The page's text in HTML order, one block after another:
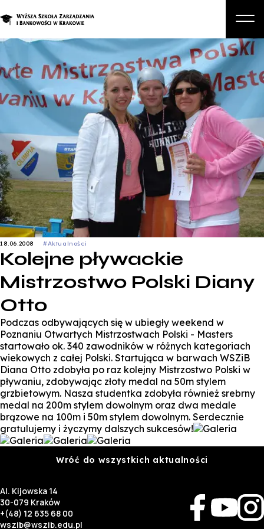
O nas
Studia
Studia podyplomowe i kursy
Kandydat
Student
Biznes
Zapisz się na studia
18.06.2008 #Aktualności
Kolejne pływackie
Mistrzostwo Polski Diany
Otto
Podczas odbywających się w ubiegły weekend w
Poznaniu Otwartych Mistrzostwach Polski - Masters
startowało ok. 340 zawodników w różnych kategoriach
wiekowych z całej Polski. Startująca w barwach WSZiB
Diana Otto zdobyła po raz kolejny Mistrzostwo Polski w
pływaniu, zdobywając złoty medal na 50m stylem
grzbietowym. Nasza studentka zdobyła również srebrny
medal na 200m stylem dowolnym oraz dwa medale
brązowe na 100m i 50m stylem dowolnym. Serdecznie
gratulujemy i życzymy dalszych sukcesów!
Wróć do wszystkich aktualności
Al. Kijowska 14
30-079 Kraków
+(48) 12 635 68 00
wszib@wszib.edu.pl